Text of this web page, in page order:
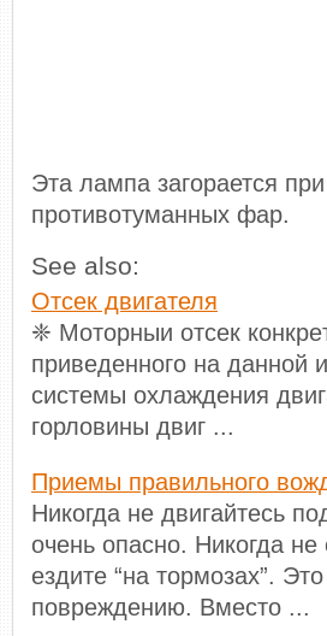
Эта лампа загорается
противотуманных фар.
See also:
Отсек двигателя
❈ Moтopныи oтceк
пpивeдeннoгo нa дaннoй
системы охлаждения
горловины двиг ...
Приемы правильного
Никогда не двигайтесь
очень опасно. Никогда
ездите “на тормозах”.
повреждению. Вместо ...